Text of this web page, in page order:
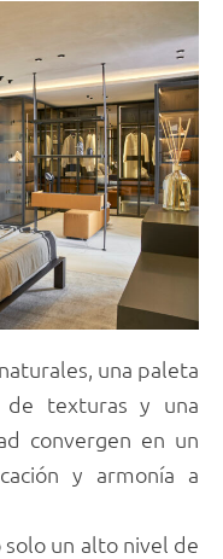
una paleta
de texturas y una
convergen en un
y armonía a
un alto nivel de